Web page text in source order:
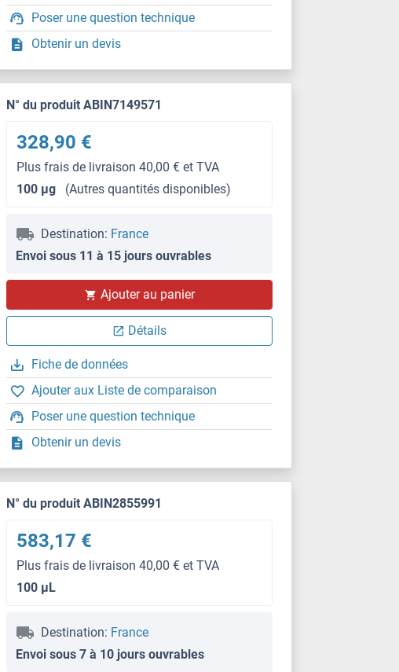
Poser une question technique
Obtenir un devis
N° du produit ABIN7149571
328,90 €
Plus frais de livraison 40,00 € et TVA
100 μg
(Autres quantités disponibles)
Destination: France
Envoi sous 11 à 15 jours ouvrables
Ajouter au panier
Détails
Fiche de données
Ajouter aux Liste de comparaison
Poser une question technique
Obtenir un devis
N° du produit ABIN2855991
583,17 €
Plus frais de livraison 40,00 € et TVA
100 μL
Destination: France
Envoi sous 7 à 10 jours ouvrables